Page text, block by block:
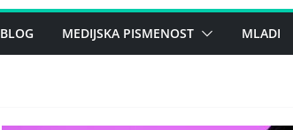
BLOG MEDIJSKA PISMENOST MLADI